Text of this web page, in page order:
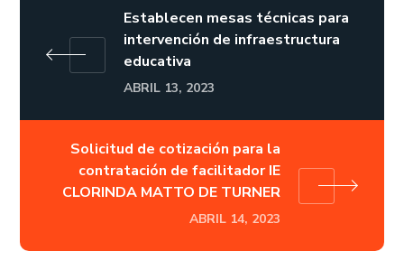
Establecen mesas técnicas para
intervención de infraestructura
educativa
ABRIL 13, 2023
Solicitud de cotización para la
contratación de facilitador IE
CLORINDA MATTO DE TURNER
ABRIL 14, 2023